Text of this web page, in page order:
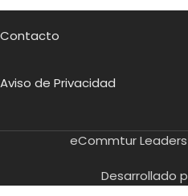
Contacto
Aviso de Privacidad
eCommtur
Desarrollado